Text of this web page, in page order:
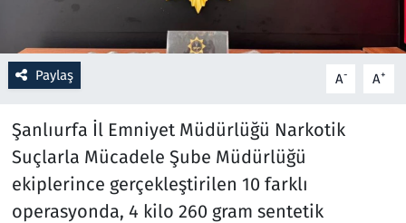
Paylaş A- A+
Şanlıurfa İl Emniyet Müdürlüğü Narkotik
Suçlarla Mücadele Şube Müdürlüğü
ekiplerince gerçekleştirilen 10 farklı
operasyonda, 4 kilo 260 gram sentetik
Sağlık
Savunma Sanayi
Seçim 2023
Spor